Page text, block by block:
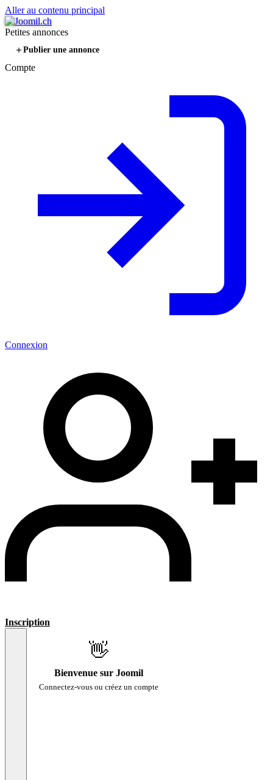
Aller au contenu principal
Petites annonces
Publier une annonce
Compte
Connexion
Inscription
👋
Bienvenue sur Joomil
Connectez-vous ou créez un compte